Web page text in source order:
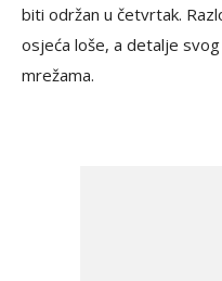
biti održan u četvrtak.
osjeća loše, a detalje
mrežama.